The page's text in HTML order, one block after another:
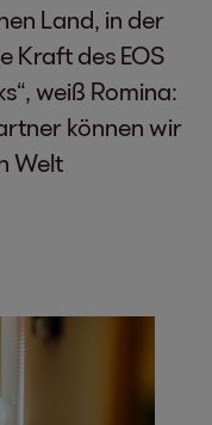
Land, in der
Kraft des EOS
weiß Romina:
können wir
Welt